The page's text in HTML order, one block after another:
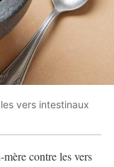
vers intestinaux
contre les vers